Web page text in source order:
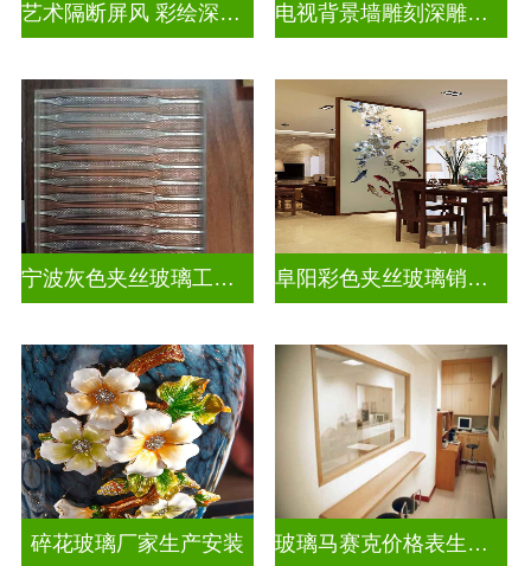
艺术隔断屏风 彩绘深雕浮雕玻璃 电视背景墙雕刻深雕双面效果
宁波灰色夹丝玻璃工厂招聘 阜阳彩色夹丝玻璃销售电话
碎花玻璃厂家生产安装 玻璃马赛克价格表生产电话